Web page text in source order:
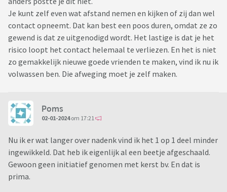
Je kunt zelf even wat afstand nemen en kijken of zij dan wel
contact opneemt. Dat kan best een poos duren, omdat ze zo
gewend is dat ze uitgenodigd wordt. Het lastige is dat je het
risico loopt het contact helemaal te verliezen. En het is niet
zo gemakkelijk nieuwe goede vrienden te maken, vind ik nu ik
volwassen ben. Die afweging moet je zelf maken.
Poms
02-01-2024om 17:21
Nu ik er wat langer over nadenk vind ik het 1 op 1 deel minder
ingewikkeld. Dat heb ik eigenlijk al een beetje afgeschaald.
Gewoon geen initiatief genomen met kerst bv. En dat is
prima.